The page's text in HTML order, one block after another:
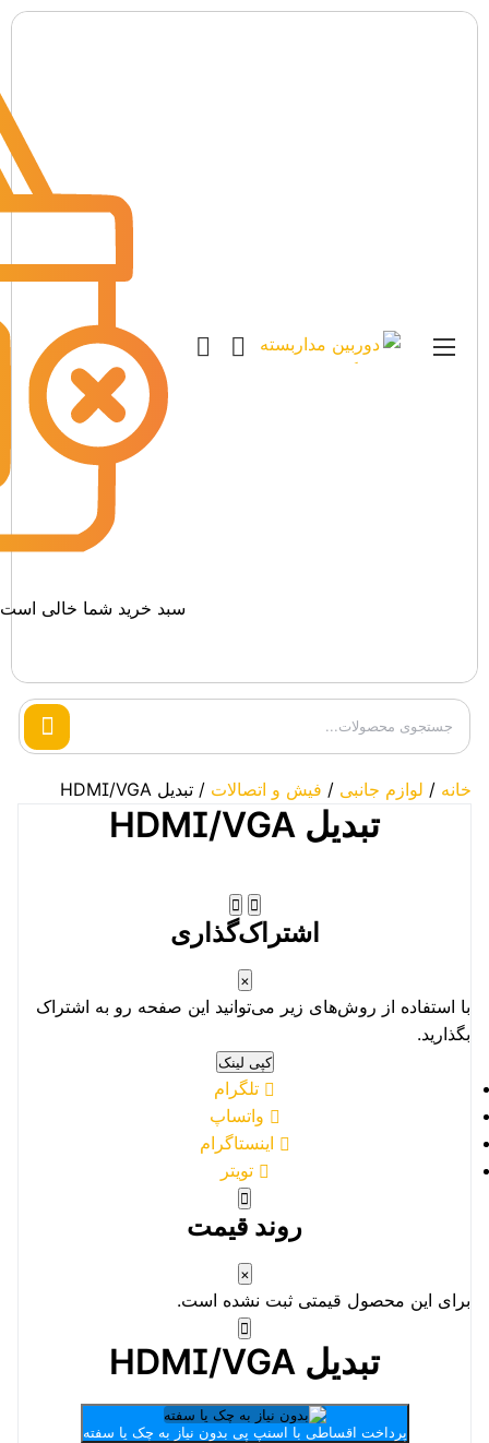
سبد خرید شما خالی
Search
خانه / لوازم جانبی / فیش و اتصالات / تبدیل HDMI/VGA
تبدیل HDMI/VGA
اشتراک‌گذاری
×
با استفاده از روش‌های زیر می‌توانید این صفحه رو به اشتراک
بگذارید.
کپی لینک
تلگرام
واتساپ
اینستاگرام
تویتر
روند قیمت
×
برای این محصول قیمتی ثبت نشده است.
تبدیل HDMI/VGA
پرداخت اقساطی با اسنپ پی بدون نیاز به چک یا سفته